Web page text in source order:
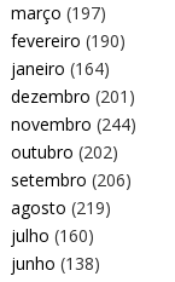
março (197)
fevereiro (190)
janeiro (164)
dezembro (201)
novembro (244)
outubro (202)
setembro (206)
agosto (219)
julho (160)
junho (138)